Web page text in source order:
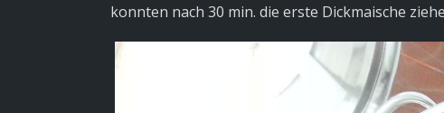
konnten nach 30 min. die erste Dickmaische